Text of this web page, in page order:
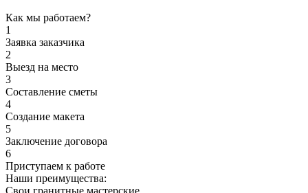
Как мы работаем?
1
Заявка заказчика
2
Выезд на место
3
Составление сметы
4
Создание макета
5
Заключение договора
6
Приступаем к работе
Наши преимущества: